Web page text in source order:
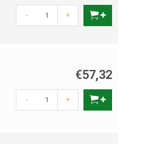
- +
€57,32
- +